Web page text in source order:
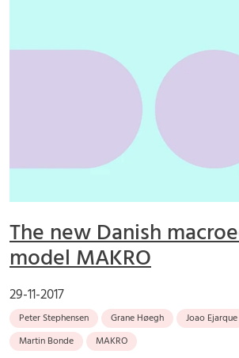
The new Danish
model MAKRO
29-11-2017
Peter Stephensen Grane Høegh Joao Ejarque
Martin Bonde
MAKRO